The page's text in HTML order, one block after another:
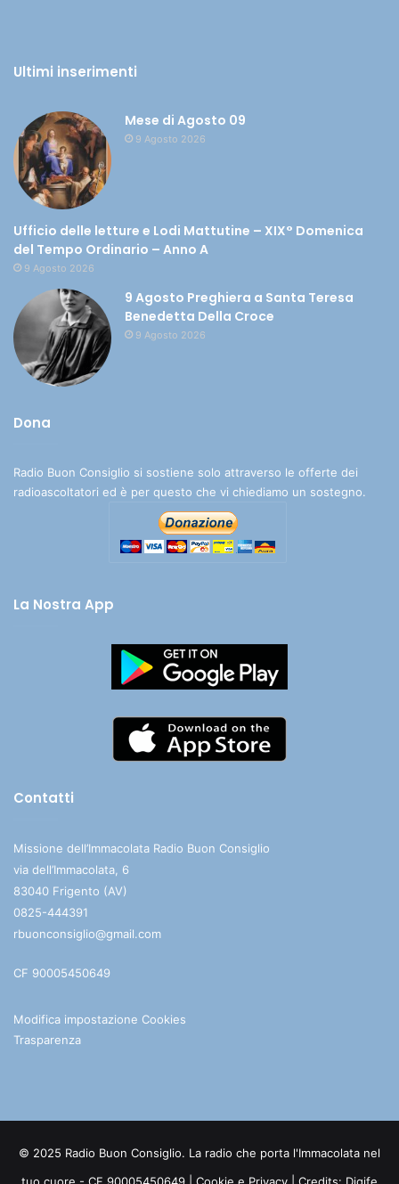
Ultimi inserimenti
Mese di Agosto 09
9 Agosto 2026
Ufficio delle letture e Lodi Mattutine – XIX° Domenica
del Tempo Ordinario – Anno A
9 Agosto 2026
9 Agosto Preghiera a Santa Teresa
Benedetta Della Croce
9 Agosto 2026
Dona
Radio Buon Consiglio si sostiene solo attraverso le offerte dei
radioascoltatori ed è per questo che vi chiediamo un sostegno.
La Nostra App
Contatti
Missione dell’Immacolata Radio Buon Consiglio
via dell’Immacolata, 6
83040 Frigento (AV)
0825-444391
rbuonconsiglio@gmail.com
CF 90005450649
Modifica impostazione Cookies
Trasparenza
© 2025 Radio Buon Consiglio. La radio che porta l'Immacolata nel